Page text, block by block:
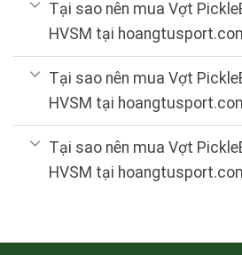
Tại sao nên mua Vợt
HVSM tại
Tại sao nên mua Vợt
HVSM tại
Tại sao nên mua Vợt
HVSM tại